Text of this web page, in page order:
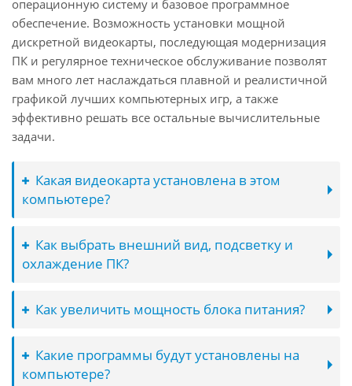
операционную систему и базовое программное
обеспечение. Возможность установки мощной
дискретной видеокарты, последующая модернизация
ПК и регулярное техническое обслуживание позволят
вам много лет наслаждаться плавной и реалистичной
графикой лучших компьютерных игр, а также
эффективно решать все остальные вычислительные
задачи.
Какая видеокарта установлена в этом
компьютере?
Как выбрать внешний вид, подсветку и
охлаждение ПК?
Как увеличить мощность блока питания?
Какие программы будут установлены на
компьютере?